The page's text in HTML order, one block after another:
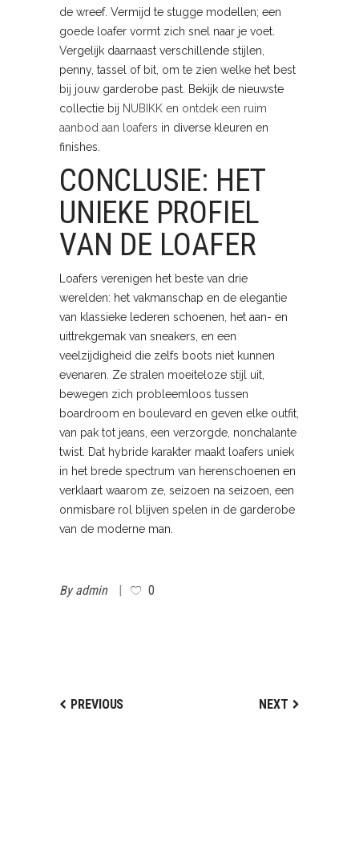
de wreef. Vermijd te stugge modellen; een
goede loafer vormt zich snel naar je voet.
Vergelijk daarnaast verschillende stijlen,
penny, tassel of bit, om te zien welke het best
bij jouw garderobe past. Bekijk de nieuwste
collectie bij NUBIKK en ontdek een ruim
aanbod aan loafers in diverse kleuren en
finishes.
CONCLUSIE: HET
UNIEKE PROFIEL
VAN DE LOAFER
Loafers verenigen het beste van drie
werelden: het vakmanschap en de elegantie
van klassieke lederen schoenen, het aan- en
uittrekgemak van sneakers, en een
veelzijdigheid die zelfs boots niet kunnen
evenaren. Ze stralen moeiteloze stijl uit,
bewegen zich probleemloos tussen
boardroom en boulevard en geven elke outfit,
van pak tot jeans, een verzorgde, nonchalante
twist. Dat hybride karakter maakt loafers uniek
in het brede spectrum van herenschoenen en
verklaart waarom ze, seizoen na seizoen, een
onmisbare rol blijven spelen in de garderobe
van de moderne man.
Byadmin 0
PREVIOUS NEXT